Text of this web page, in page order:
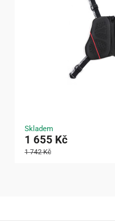
Skladem
1 655 Kč
1 742 Kč